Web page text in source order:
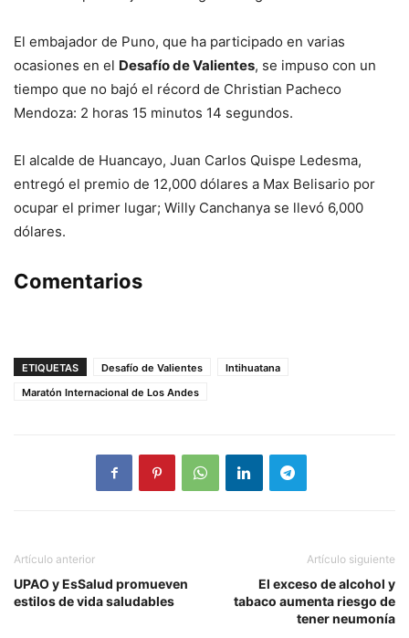
El embajador de Puno, que ha participado en varias
ocasiones en el Desafío de Valientes, se impuso con un
tiempo que no bajó el récord de Christian Pacheco
Mendoza: 2 horas 15 minutos 14 segundos.
El alcalde de Huancayo, Juan Carlos Quispe Ledesma,
entregó el premio de 12,000 dólares a Max Belisario por
ocupar el primer lugar; Willy Canchanya se llevó 6,000
dólares.
Comentarios
ETIQUETAS Desafío de Valientes
Intihuatana
Maratón Internacional de Los Andes
Artículo anterior
UPAO y EsSalud promueven
estilos de vida saludables
Artículo siguiente
El exceso de alcohol y
tabaco aumenta riesgo de
tener neumonía